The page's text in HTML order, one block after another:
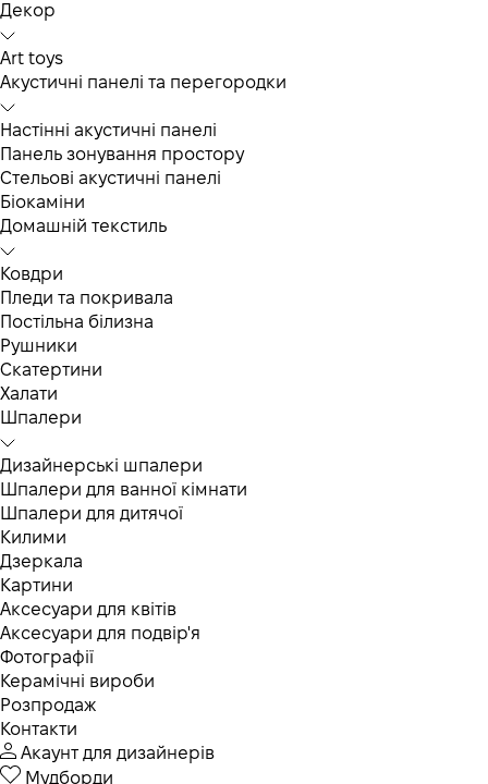
Декор
Art toys
Акустичні панелі та перегородки
Настінні акустичні панелі
Панель зонування простору
Стельові акустичні панелі
Біокаміни
Домашній текстиль
Ковдри
Пледи та покривала
Постільна білизна
Рушники
Скатертини
Халати
Шпалери
Дизайнерські шпалери
Шпалери для ванної кімнати
Шпалери для дитячої
Килими
Дзеркала
Картини
Аксесуари для квітів
Аксесуари для подвір'я
Фотографії
Керамічні вироби
Розпродаж
Контакти
Акаунт для дизайнерів
Мудборди